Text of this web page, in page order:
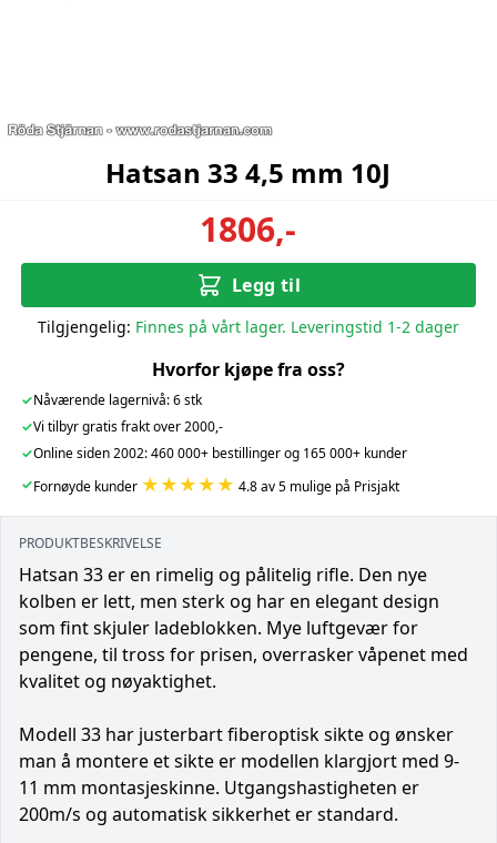
Hatsan 33 4,5 mm 10J
1806,-
Legg til
Tilgjengelig: Finnes på vårt lager. Leveringstid 1-2 dager
Hvorfor kjøpe fra oss?
✓Nåværende lagernivå: 6 stk
✓Vi tilbyr gratis frakt over 2000,-
✓Online siden 2002: 460 000+ bestillinger og 165 000+ kunder
✓Fornøyde kunder ★★★★★ 4.8 av 5 mulige på Prisjakt
PRODUKTBESKRIVELSE
Hatsan 33 er en rimelig og pålitelig rifle. Den nye
kolben er lett, men sterk og har en elegant design
som fint skjuler ladeblokken. Mye luftgevær for
pengene, til tross for prisen, overrasker våpenet med
kvalitet og nøyaktighet.
Modell 33 har justerbart fiberoptisk sikte og ønsker
man å montere et sikte er modellen klargjort med 9-
11 mm montasjeskinne. Utgangshastigheten er
200m/s og automatisk sikkerhet er standard.